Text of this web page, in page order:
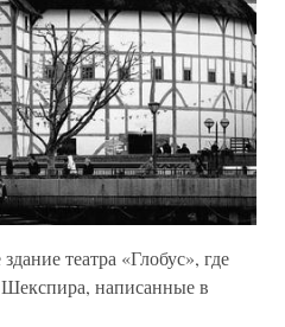
театра «Глобус», где
написанные в